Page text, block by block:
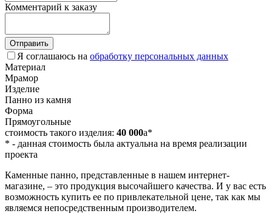
Комментарий к заказу
Отправить
Я соглашаюсь на обработку персональных данных
Материал
Мрамор
Изделие
Панно из камня
Форма
Прямоугольные
стоимость такого изделия: 40 000a*
* - данная стоимость была актуальна на время реализации
проекта
Каменные панно, представленные в нашем интернет-
магазине, – это продукция высочайшего качества. И у вас есть
возможность купить ее по привлекательной цене, так как мы
являемся непосредственным производителем.